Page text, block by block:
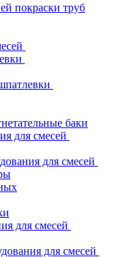
покраски труб
баки
для смесей
для смесей
для смесей
для смесей